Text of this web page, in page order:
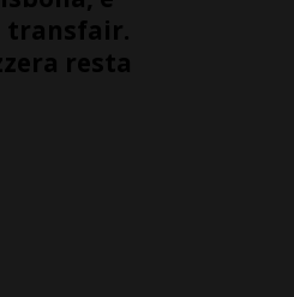
transfair.
resta